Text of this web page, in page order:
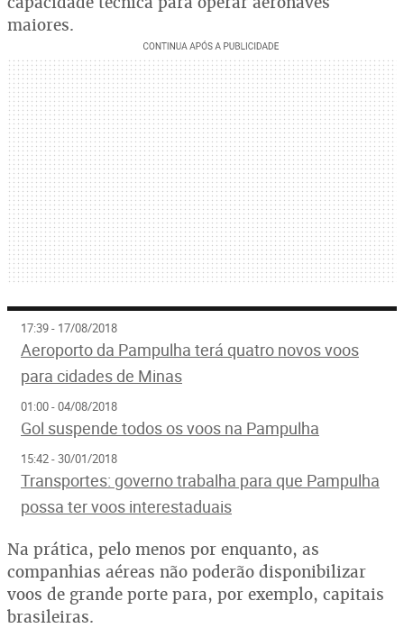
maiores.
17:39 - 17/08/2018
Aeroporto da Pampulha terá quatro novos voos
para cidades de Minas
01:00 - 04/08/2018
Gol suspende todos os voos na Pampulha
15:42 - 30/01/2018
Transportes: governo trabalha para que Pampulha
possa ter voos interestaduais
Na prática, pelo menos por enquanto, as
companhias aéreas não poderão disponibilizar
voos de grande porte para, por exemplo, capitais
brasileiras.